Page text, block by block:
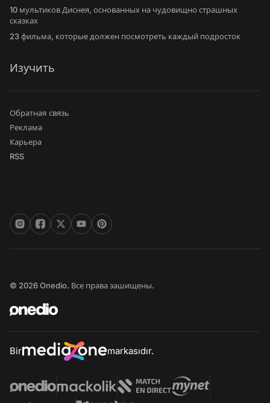
10 мультиков Диснея, основанных на чудовищно страшных
сказках
23 фильма, которые должен посмотреть каждый подросток
Изучить
Обратная связь
Реклама
Карьера
RSS
© 2026 Onedio. Все права зашищены.
Bir markasıdır.